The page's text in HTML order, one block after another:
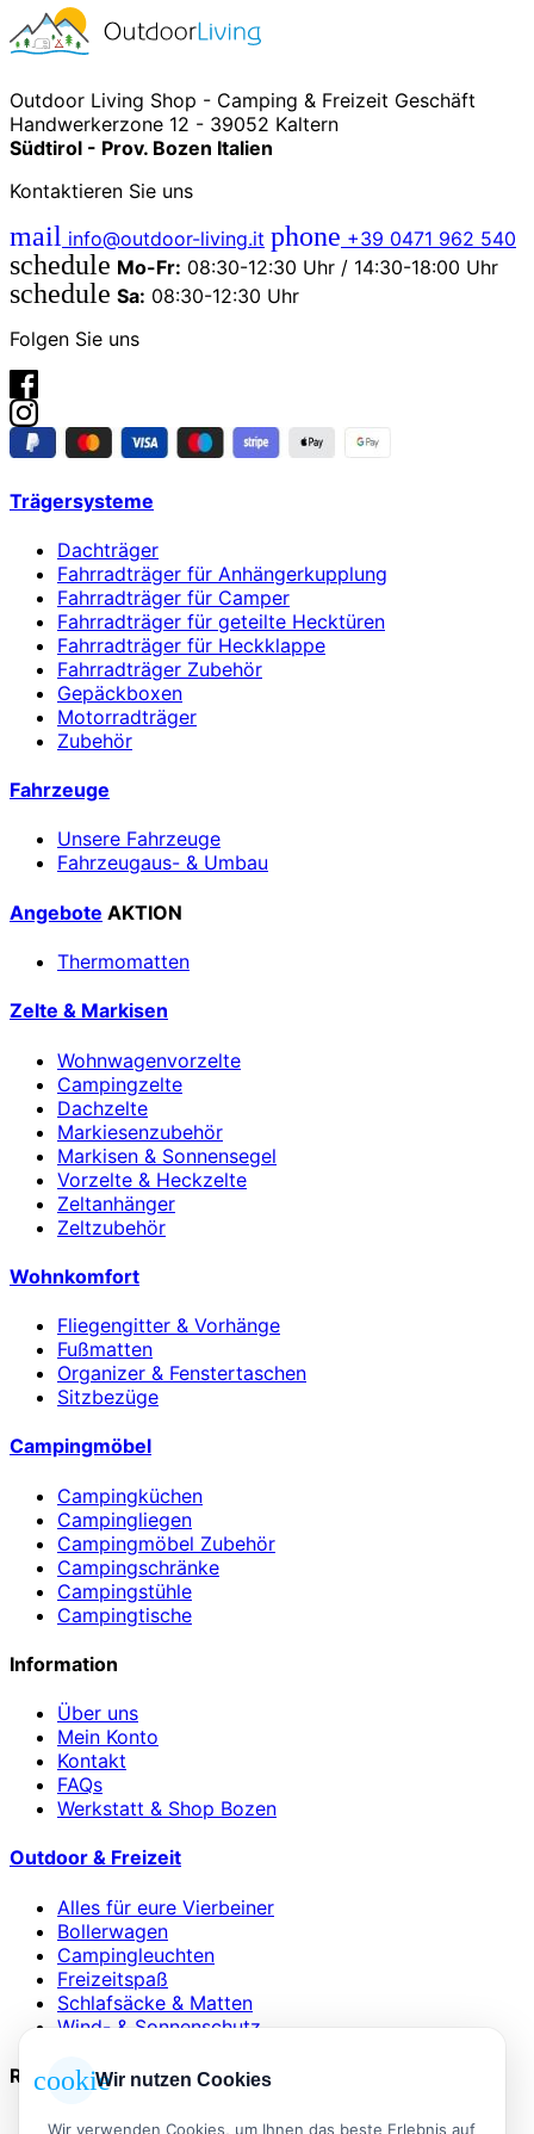
Outdoor Living Shop - Camping & Freizeit Geschäft
Handwerkerzone 12 - 39052 Kaltern
Südtirol - Prov. Bozen Italien
Kontaktieren Sie uns
mail info@outdoor-living.it phone +39 0471 962 540
schedule Mo-Fr: 08:30-12:30 Uhr / 14:30-18:00 Uhr
schedule Sa: 08:30-12:30 Uhr
Folgen Sie uns
Trägersysteme
Dachträger
Fahrradträger für Anhängerkupplung
Fahrradträger für Camper
Fahrradträger für geteilte Hecktüren
Fahrradträger für Heckklappe
Fahrradträger Zubehör
Gepäckboxen
Motorradträger
Zubehör
Fahrzeuge
Unsere Fahrzeuge
Fahrzeugaus- & Umbau
Angebote AKTION
Thermomatten
Zelte & Markisen
Wohnwagenvorzelte
Campingzelte
Dachzelte
Markiesenzubehör
Markisen & Sonnensegel
Vorzelte & Heckzelte
Zeltanhänger
Zeltzubehör
Wohnkomfort
Fliegengitter & Vorhänge
Fußmatten
Organizer & Fenstertaschen
Sitzbezüge
Campingmöbel
Campingküchen
Campingliegen
Campingmöbel Zubehör
Campingschränke
Campingstühle
Campingtische
Information
Über uns
Mein Konto
Kontakt
FAQs
Werkstatt & Shop Bozen
Outdoor & Freizeit
Alles für eure Vierbeiner
Bollerwagen
Campingleuchten
Freizeitspaß
Schlafsäcke & Matten
Wind- & Sonnenschutz
Rechtliches
AGB
cookieWir nutzen Cookies
Wir verwenden Cookies, um Ihnen das beste Erlebnis auf